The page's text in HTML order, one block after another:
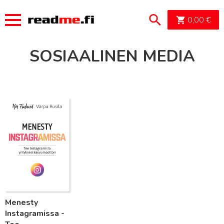
0,00 €
SOSIAALINEN MEDIA
Menesty
Instagramissa -
Lue lisää